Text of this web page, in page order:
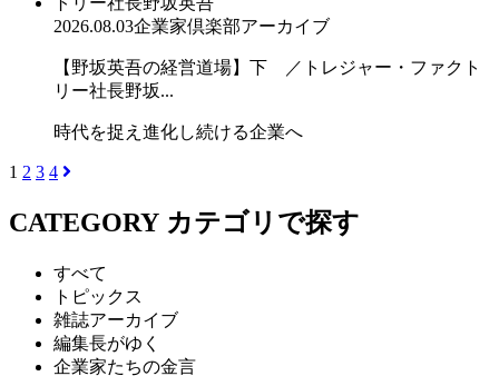
2026.08.03企業家倶楽部アーカイブ
【野坂英吾の経営道場】下 ／トレジャー・ファクト
リー社長野坂...
時代を捉え進化し続ける企業へ
1 2 3 4
CATEGORY カテゴリで探す
すべて
トピックス
雑誌アーカイブ
編集長がゆく
企業家たちの金言